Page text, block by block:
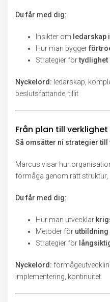
Du får med dig:
Insikter om
Hur man bygger
Strategier förtydlighet
Nyckelord: ledarskap,
beslutsfattande, tillit
Från plan till
Så omsätter ni strategier
Marcus visar hur
förmåga genom rätt struktur,
Du får med dig:
Hur man utvecklar
Metoder för utbildning
Strategier för
Nyckelord:
implementering, kontinuitet